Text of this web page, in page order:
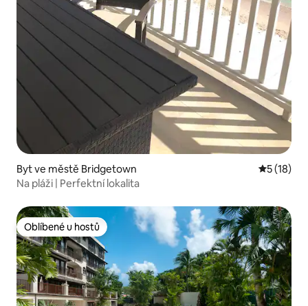
Byt ve městě Bridgetown Průměrné
5 (18)
Na pláži | Perfektní lokalita
Oblíbené u hostů
Oblíbené u hostů